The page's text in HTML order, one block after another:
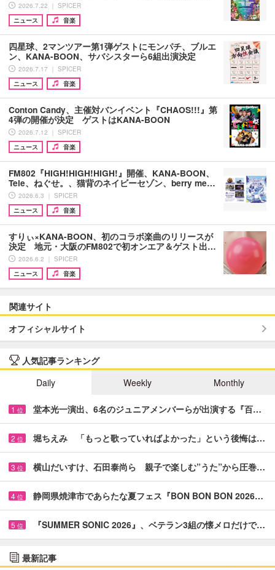
2026.7.22 ｜ SPICER
ニュース
音楽
四星球、2マンツアー第1弾ゲストにモンパチ、ブルエ
ン、KANA-BOON、サバシスターら6組出演決定
2026.7.17 ｜ SPICER
ニュース
音楽
Conton Candy、主催対バンイベント『CHAOS!!!』第
4弾の開催が決定 ゲストはKANA-BOON
2026.7.12 ｜ SPICER
ニュース
音楽
FM802『HIGH!HIGH!HIGH!』開催、KANA-BOON、
Tele、ねぐせ。、猫背のネイビーセゾン、berry me…
2026.6.3 ｜ SPICER
ニュース
音楽
すりぃ×KANA-BOON、初のコラボ楽曲のリリースが
決定 地元・大阪のFM802で初オンエア＆ゲスト出…
2026.6.2 ｜ SPICER
ニュース
音楽
関連サイト
オフィシャルサイト
人気記事ランキング
Daily
Weekly Monthly
1 位 堂本光一演出、6名のジュニアメンバーらが出演する『百…
2 位 堀ちえみ 「もっと歌っていればよかった」という後悔は…
3 位 横山だいすけ、石田泰尚ら 親子で楽しむ”うた”から圧巻…
4 位 静岡県焼津市であらたな夏フェス『BON BON BON 2026…
5 位 『SUMMER SONIC 2026』、ベテラン3組の懐メロだけで…
最新記事